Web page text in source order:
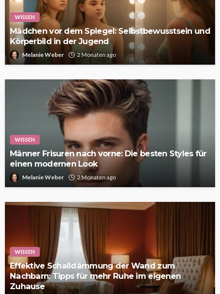
WISSEN
Mädchen vor dem Spiegel: Selbstbewusstsein und
Körperbild in der Jugend
Melanie Weber 2 Monaten ago
WISSEN
Männer Frisuren nach vorne: Die besten Styles für
einen modernen Look
Melanie Weber 2 Monaten ago
WISSEN
Effektive Schalldämmung der Wand zum
Nachbarn: Tipps für mehr Ruhe im eigenen
Zuhause